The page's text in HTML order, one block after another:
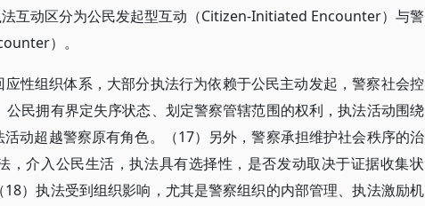
互动区分为公民发起型互动（Citizen-Initiated Encounter）与警
）。
性组织体系，大部分执法行为依赖于公民主动发起，警察社会控
民拥有界定失序状态、划定警察管辖范围的权利，执法活动围绕
动超越警察原有角色。（17）另外，警察承担维护社会秩序的治
，介入公民生活，执法具有选择性，是否发动取决于证据收集状
）执法受到组织影响，尤其是警察组织的内部管理、执法激励机